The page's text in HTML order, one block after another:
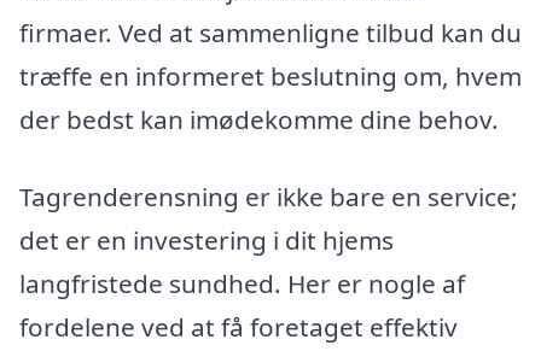
firmaer. Ved at sammenligne tilbud kan du
træffe en informeret beslutning om, hvem
der bedst kan imødekomme dine behov.
Tagrenderensning er ikke bare en service;
det er en investering i dit hjems
langfristede sundhed. Her er nogle af
fordelene ved at få foretaget effektiv